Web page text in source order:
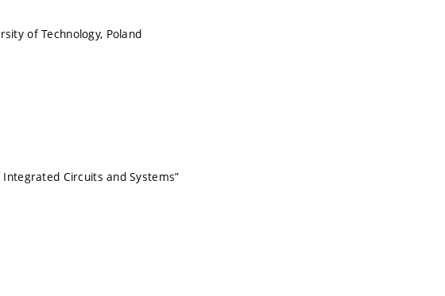
of Technology, Poland
Circuits and Systems”